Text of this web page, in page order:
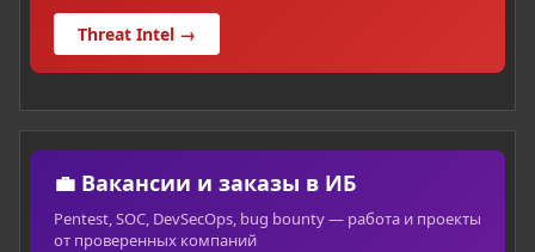
Threat Intel →
💼 Вакансии и заказы в ИБ
Pentest, SOC, DevSecOps, bug bounty — работа и проекты
от проверенных компаний